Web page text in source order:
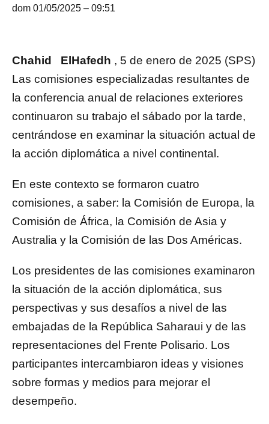
dom 01/05/2025 – 09:51
Chahid ElHafedh , 5 de enero de 2025 (SPS)
Las comisiones especializadas resultantes de
la conferencia anual de relaciones exteriores
continuaron su trabajo el sábado por la tarde,
centrándose en examinar la situación actual de
la acción diplomática a nivel continental.
En este contexto se formaron cuatro
comisiones, a saber: la Comisión de Europa, la
Comisión de África, la Comisión de Asia y
Australia y la Comisión de las Dos Américas.
Los presidentes de las comisiones examinaron
la situación de la acción diplomática, sus
perspectivas y sus desafíos a nivel de las
embajadas de la República Saharaui y de las
representaciones del Frente Polisario. Los
participantes intercambiaron ideas y visiones
sobre formas y medios para mejorar el
desempeño.